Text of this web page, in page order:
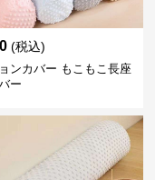
(税込)
ンカバー もこもこ長座
ー